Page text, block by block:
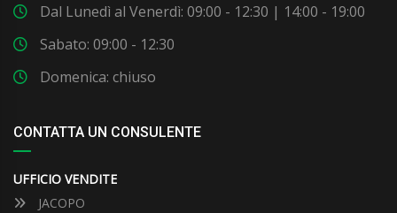
Dal Lunedì al Venerdì: 09:00 - 12:30 | 14:00 - 19:00
Sabato: 09:00 - 12:30
Domenica: chiuso
CONTATTA UN CONSULENTE
UFFICIO VENDITE
JACOPO